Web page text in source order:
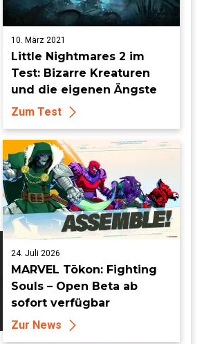
10. März 2021
Little Nightmares 2 im
Test: Bizarre Kreaturen
und die eigenen Ängste
Zum Test
24. Juli 2026
MARVEL Tōkon: Fighting
Souls – Open Beta ab
sofort verfügbar
Zur News